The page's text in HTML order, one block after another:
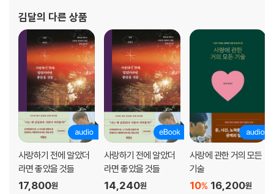
왜 꼭 상대방이 먼저 다가와야 한다고 생각하는가
나에게 진심인 사람인지 알아보는 법
외로울 때 가장 조심해야 하는 사람
나와 결혼까지 생각하는 사람일까
시간을 갖자는 말의 진짜 의미
나를 이성으로 보지 않던 사람이 바뀔 수 있을까
사랑은 언제든 할 수 있는 게 아니다
Chapter 3.
진짜 괜찮은 사람을 가려낼 무기
사람은 책임지는 만큼 사랑한다
에 최선과 진심을 담은 해결책을 제시하며 언제
김달의 다른 상품
사랑하기 전에 알았더
라면 좋았을 것들
17,800원
사랑하기 전에 알았더
라면 좋았을 것들
14,240원
사랑에 관한 거의 모든
기술
16,200원
10%